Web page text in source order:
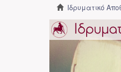
Ιδρυματικό